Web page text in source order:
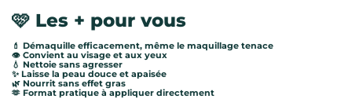
🩷 Les + pour vous
💄 Démaquille efficacement, même le maquillage tenace
👁️ Convient au visage et aux yeux
💧 Nettoie sans agresser
✨ Laisse la peau douce et apaisée
🌿 Nourrit sans effet gras
🫶 Format pratique à appliquer directement